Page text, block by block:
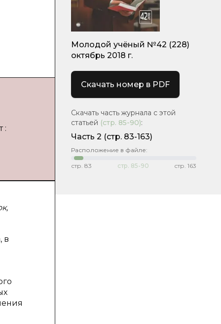
:
в
Молодой учёный №42 (228)
октябрь 2018 г.
Скачать номер в PDF
Скачать часть журнала с этой
статьей (стр. 85-90):
Часть 2 (стр. 83-163)
Расположение в файле:
стр. 83 стр. 85-90 стр. 163